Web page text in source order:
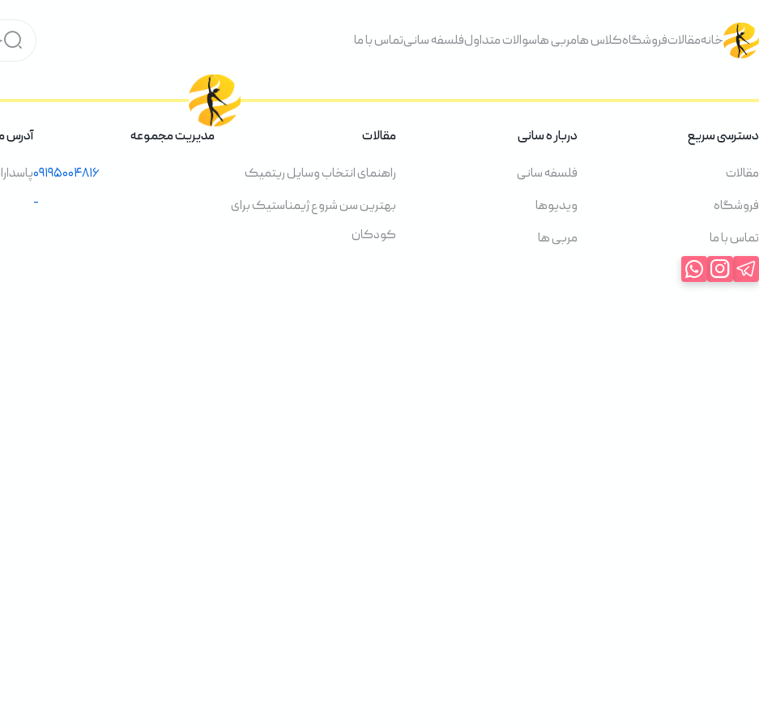
خانهمقالاتفروشگاهکلاس هامربی هاسوالات متداولفلسفه سانیتماس با ما
دسترسی سریع
مقالات
فروشگاه
تماس با ما
دربار ه سانی
فلسفه سانی
ویدیوها
مربی ها
مقالات
راهنمای انتخاب وسایل ریتمیک
بهترین سن شروع ژیمناستیک برای
کودکان
مدیریت مجموعه
۰۹۱۹۵۰۰۴۸۱۶
-
آدرس